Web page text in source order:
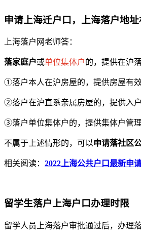
申请上海迁户口，上海落户地址
上海落户网老师答：
落家庭户或单位集体户的，提供在沪
①落户本人在沪房屋的，提供房屋有效
②落户在沪直系亲属房屋的，提供入
③落户单位集体户的，提供集体户管
不属于上述情形的，可以申请落社区
相关阅读： 2022上海公共户口最新申
留学生落户上海户口办理时限
留学人员上海落户审批通过后，办理